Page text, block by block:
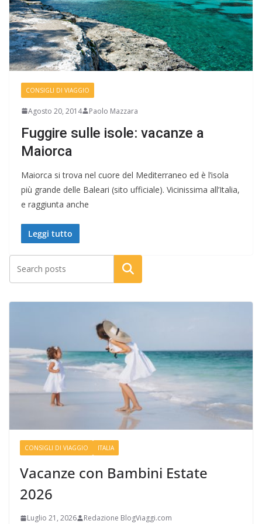
CONSIGLI DI VIAGGIO
Agosto 20, 2014 Paolo Mazzara
Fuggire sulle isole: vacanze a
Maiorca
Maiorca si trova nel cuore del Mediterraneo ed è l’isola
più grande delle Baleari (sito ufficiale). Vicinissima all’Italia,
e raggiunta anche
Leggi tutto
Cerca
CONSIGLI DI VIAGGIO ITALIA
Vacanze con Bambini Estate
2026
Luglio 21, 2026 Redazione BlogViaggi.com